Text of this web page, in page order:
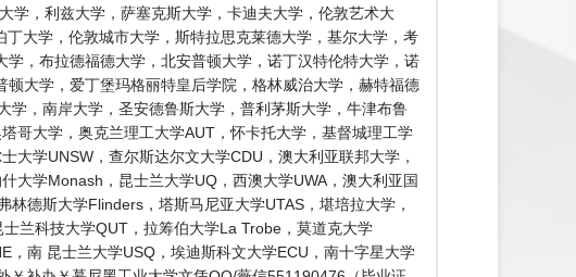
学，利兹大学，萨塞克斯大学，卡迪夫大学，伦敦艺术大
大学，伦敦城市大学，斯特拉思克莱德大学，基尔大学，考
，布拉德福德大学，北安普顿大学，诺丁汉特伦特大学，诺
大学，爱丁堡玛格丽特皇后学院，格林威治大学，赫特福德
学，南岸大学，圣安德鲁斯大学，普利茅斯大学，牛津布鲁
哥大学，奥克兰理工大学AUT，怀卡托大学，基督城理工学
大学UNSW，查尔斯达尔文大学CDU，澳大利亚联邦大学，
大学Monash，昆士兰大学UQ，西澳大学UWA，澳大利亚国
德斯大学Flinders，塔斯马尼亚大学UTAS，堪培拉大学，
兰科技大学QUT，拉筹伯大学La Trobe，莫道克大学
南 昆士兰大学USQ，埃迪斯科文大学ECU，南十字星大学